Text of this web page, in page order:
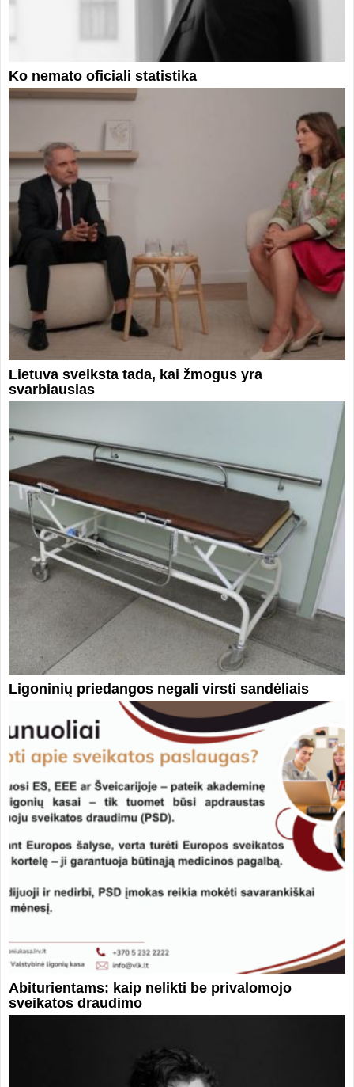
Ko nemato oficiali statistika
Lietuva sveiksta tada, kai žmogus yra
svarbiausias
Ligoninių priedangos negali virsti sandėliais
Abiturientams: kaip nelikti be privalomojo
sveikatos draudimo